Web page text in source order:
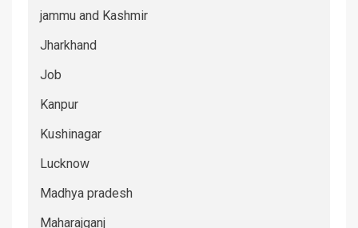
jammu and Kashmir
Jharkhand
Job
Kanpur
Kushinagar
Lucknow
Madhya pradesh
Maharajganj